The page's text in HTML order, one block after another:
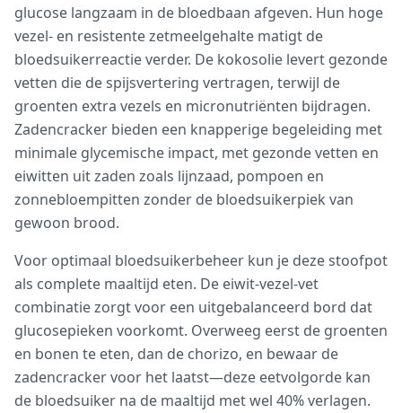
glucose langzaam in de bloedbaan afgeven. Hun hoge
vezel- en resistente zetmeelgehalte matigt de
bloedsuikerreactie verder. De kokosolie levert gezonde
vetten die de spijsvertering vertragen, terwijl de
groenten extra vezels en micronutriënten bijdragen.
Zadencracker bieden een knapperige begeleiding met
minimale glycemische impact, met gezonde vetten en
eiwitten uit zaden zoals lijnzaad, pompoen en
zonnebloempitten zonder de bloedsuikerpiek van
gewoon brood.
Voor optimaal bloedsuikerbeheer kun je deze stoofpot
als complete maaltijd eten. De eiwit-vezel-vet
combinatie zorgt voor een uitgebalanceerd bord dat
glucosepieken voorkomt. Overweeg eerst de groenten
en bonen te eten, dan de chorizo, en bewaar de
zadencracker voor het laatst—deze eetvolgorde kan
de bloedsuiker na de maaltijd met wel 40% verlagen.